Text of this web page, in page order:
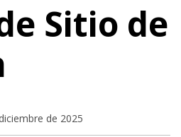
Sitio de
de 2025